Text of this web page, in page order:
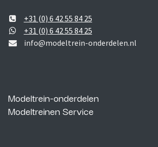
+31 (0) 6 42 55 84 25
+31 (0) 6 42 55 84 25
info@modeltrein-onderdelen.nl
Modeltrein-onderdelen
Modeltreinen Service